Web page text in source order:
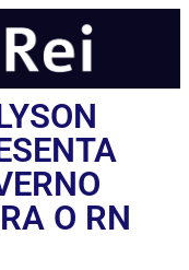
O RN